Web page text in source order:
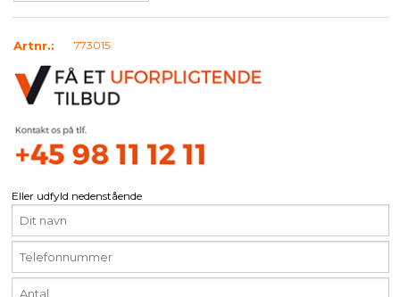
Artnr.: 773015
Eller udfyld nedenstående